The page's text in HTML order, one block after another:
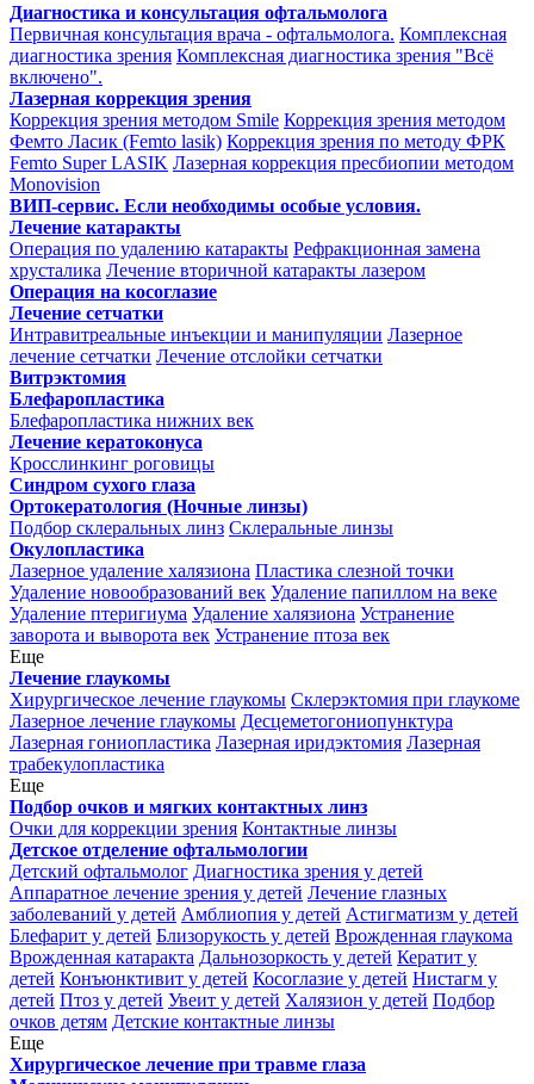
Диагностика и консультация офтальмолога
Первичная консультация врача - офтальмолога. Комплексная
диагностика зрения Комплексная диагностика зрения "Всё
включено".
Лазерная коррекция зрения
Коррекция зрения методом Smile Коррекция зрения методом
Фемто Ласик (Femto lasik) Коррекция зрения по методу ФРК
Femto Super LASIK Лазерная коррекция пресбиопии методом
Monovision
ВИП-сервис. Если необходимы особые условия.
Лечение катаракты
Операция по удалению катаракты Рефракционная замена
хрусталика Лечение вторичной катаракты лазером
Операция на косоглазие
Лечение сетчатки
Интравитреальные инъекции и манипуляции Лазерное
лечение сетчатки Лечение отслойки сетчатки
Витрэктомия
Блефаропластика
Блефаропластика нижних век
Лечение кератоконуса
Кросслинкинг роговицы
Синдром сухого глаза
Ортокератология (Ночные линзы)
Подбор склеральных линз Склеральные линзы
Окулопластика
Лазерное удаление халязиона Пластика слезной точки
Удаление новообразований век Удаление папиллом на веке
Удаление птеригиума Удаление халязиона Устранение
заворота и выворота век Устранение птоза век
Еще
Лечение глаукомы
Хирургическое лечение глаукомы Склерэктомия при глаукоме
Лазерное лечение глаукомы Десцеметогониопунктура
Лазерная гониопластика Лазерная иридэктомия Лазерная
трабекулопластика
Еще
Подбор очков и мягких контактных линз
Очки для коррекции зрения Контактные линзы
Детское отделение офтальмологии
Детский офтальмолог Диагностика зрения у детей
Аппаратное лечение зрения у детей Лечение глазных
заболеваний у детей Амблиопия у детей Астигматизм у детей
Блефарит у детей Близорукость у детей Врожденная глаукома
Врожденная катаракта Дальнозоркость у детей Кератит у
детей Конъюнктивит у детей Косоглазие у детей Нистагм у
детей Птоз у детей Увеит у детей Халязион у детей Подбор
очков детям Детские контактные линзы
Еще
Хирургическое лечение при травме глаза